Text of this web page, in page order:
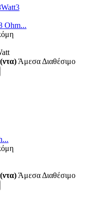
Ohm...
Άμεσα Διαθέσιμο
Άμεσα Διαθέσιμο